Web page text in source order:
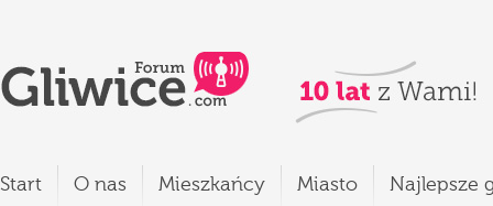
Start O nas Mieszkańcy Miasto Najlepsze